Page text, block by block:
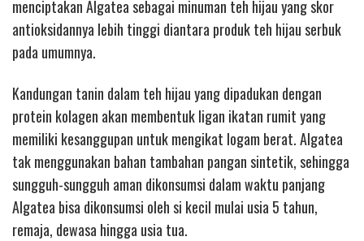
menciptakan Algatea sebagai minuman teh hijau yang skor
antioksidannya lebih tinggi diantara produk teh hijau serbuk
pada umumnya.
Kandungan tanin dalam teh hijau yang dipadukan dengan
protein kolagen akan membentuk ligan ikatan rumit yang
memiliki kesanggupan untuk mengikat logam berat. Algatea
tak menggunakan bahan tambahan pangan sintetik, sehingga
sungguh-sungguh aman dikonsumsi dalam waktu panjang
Algatea bisa dikonsumsi oleh si kecil mulai usia 5 tahun,
remaja, dewasa hingga usia tua.